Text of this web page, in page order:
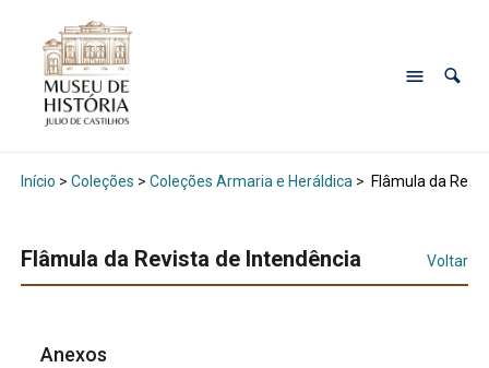
Início > Coleções > Coleções Armaria e Heráldica > Flâmula da
Flâmula da Revista de Intendência Voltar
Anexos